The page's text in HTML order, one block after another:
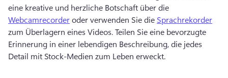
eine kreative und herzliche Botschaft über die
Webcamrecorder oder verwenden Sie die Sprachrekorder
zum Überlagern eines Videos. Teilen Sie eine bevorzugte
Erinnerung in einer lebendigen Beschreibung, die jedes
Detail mit Stock-Medien zum Leben erweckt.